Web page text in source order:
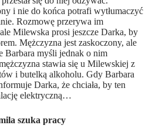
i nie do końca potrafi wytłumaczyć
Rozmowę przerywa im
Milewska prosi jeszcze Darka, by
Mężczyzna jest zaskoczony, ale
Barbara myśli jednak o nim
stawia się u Milewskiej z
i butelką alkoholu. Gdy Barbara
Darka, że chciała, by ten
elektryczną…
szuka pracy